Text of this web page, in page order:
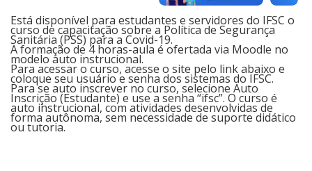
Está disponível para estudantes e servidores do IFSC o
curso de capacitação sobre a Política de Segurança
Sanitária (PSS) para a Covid-19.
A formação de 4 horas-aula é ofertada via Moodle no
modelo auto instrucional.
Para acessar o curso, acesse o site pelo link abaixo e
coloque seu usuário e senha dos sistemas do IFSC.
Para se auto inscrever no curso, selecione Auto
Inscrição (Estudante) e use a senha “ifsc”. O curso é
auto instrucional, com atividades desenvolvidas de
forma autônoma, sem necessidade de suporte didático
ou tutoria.